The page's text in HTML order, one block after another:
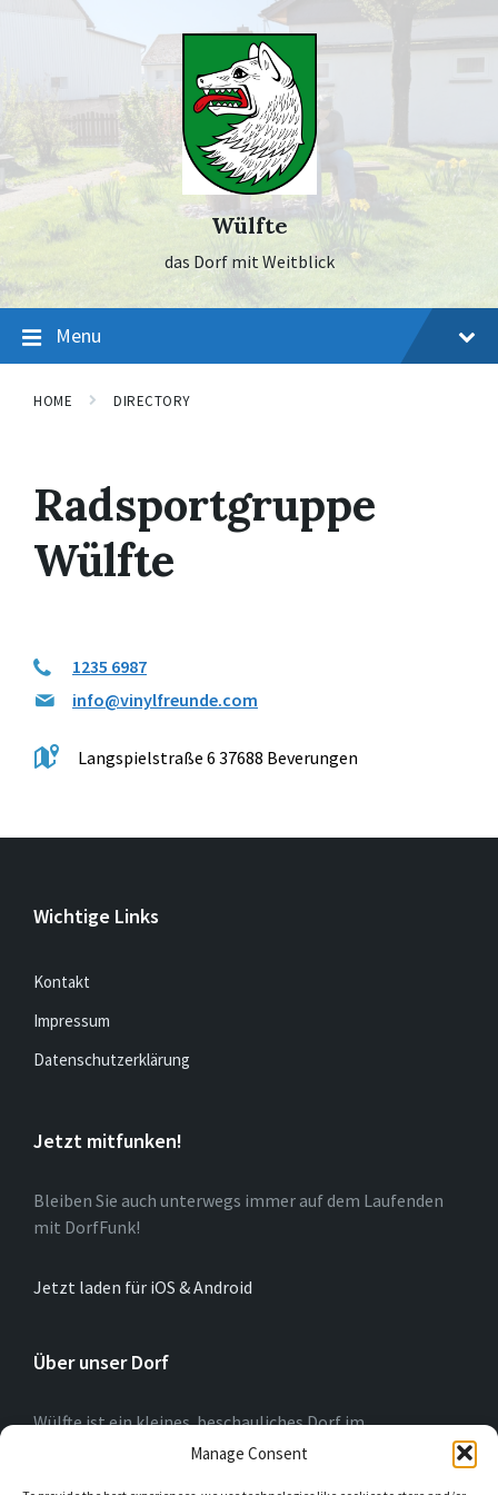
Manage Consent
Wülfte
das Dorf mit Weitblick
Menu
HOME DIRECTORY
Radsportgruppe
Wülfte
1235 6987
info@vinylfreunde.com
Langspielstraße 6 37688 Beverungen
Wichtige Links
Kontakt
Impressum
Datenschutzerklärung
Jetzt mitfunken!
Bleiben Sie auch unterwegs immer auf dem Laufenden
mit DorfFunk!
Jetzt laden für iOS & Android
Über unser Dorf
Wülfte ist ein kleines beschauliches Dorf im
Hochsauerlandkreis (NRW) am Rande der Briloner
Hochfläche. Wir blicken auf eine 775-jährige Geschichte